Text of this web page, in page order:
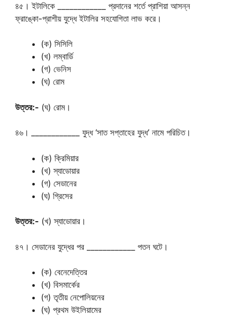
৪৫। ইটালিকে ____________ প্রদানের শর্তে প্রাশিয়া আসন্ন
ফ্রাঙ্কো-প্রাশীয় যুদ্ধে ইটালির সহযোগিতা লাভ করে।
(ক) সিসিলি
(খ) লম্বার্ডি
(গ) ভেনিস
(ঘ) রোম
উত্তর:- (ঘ) রোম।
৪৬। ____________ যুদ্ধ ‘সাত সপ্তাহের যুদ্ধ’ নামে পরিচিত।
(ক) ক্রিমিয়ার
(খ) স্যাডোয়ার
(গ) সেডানের
(ঘ) গ্রিসের
উত্তর:- (খ) স্যাডোয়ার।
৪৭। সেডানের যুদ্ধের পর ____________ পতন ঘটে।
(ক) বেনেদেত্তির
(খ) বিসমার্কের
(গ) তৃতীয় নেপোলিয়নের
(ঘ) প্রথম উইলিয়ামের